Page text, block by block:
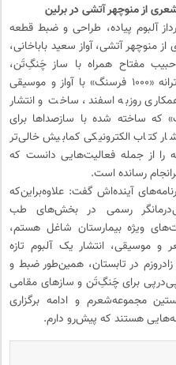
از منوچهر آتشی در برلین
آلبوم پیاده، طراحی و ضبط قطعه
منوچهر آتشی، آواز سعید باباخانی،
مفتاح همراه با ساز چَنگِ‌تَن،
نوشتن و انتشار ترانه «۱۰۰۰ فرسنگ» با آواز و موسیقی
روزبه اسفند، ساخت و انتشار
‌که ساخته شده با سازصداها برای
کتاب الکترونیکی کمابیش خالی‌تر
از جمله فعالیت‌هایی دانست که
رسانده است.
آینده‌اش گفت: علاوه‌براین‌که
رسمی در بخش‌های طب
ویژه بیمارستان شاغل هستم،
و موسیقی، انتشار یک آلبوم تازه
در تابستان، همین‌طور ضبط و
برای چَنگ‌ِتَن و سازهای مقامی
مجموعه‌شعرم و ادامه برگزاری
هستند که پیش‌رو دارم.